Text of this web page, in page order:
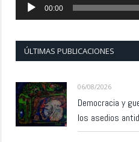
00:00
ÚLTIMAS PUBLICACIONES
06/08/2026
Democracia y
los asedios